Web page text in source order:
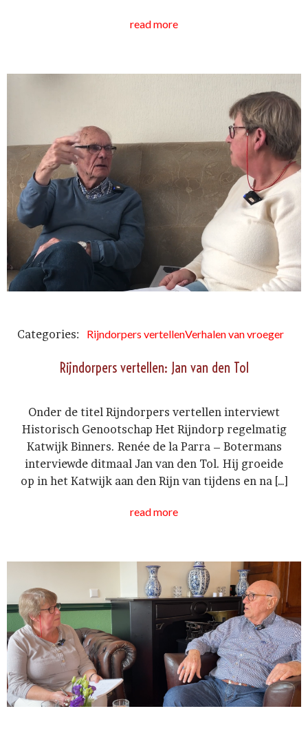
read more
Categories: Rijndorpers vertellenVerhalen van vroeger
Rijndorpers vertellen: Jan van den Tol
Onder de titel Rijndorpers vertellen interviewt
Historisch Genootschap Het Rijndorp regelmatig
Katwijk Binners. Renée de la Parra – Botermans
interviewde ditmaal Jan van den Tol. Hij groeide
op in het Katwijk aan den Rijn van tijdens en na […]
read more